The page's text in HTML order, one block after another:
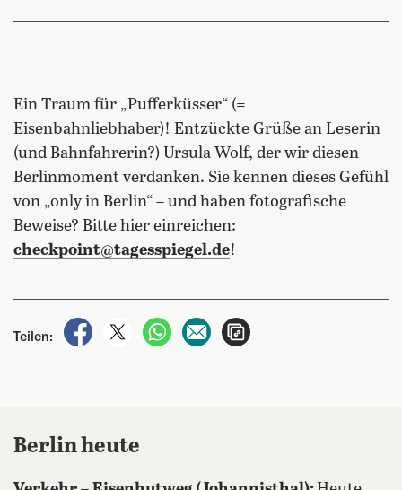
Ein Traum für „Pufferküsser“ (=
Eisenbahnliebhaber)! Entzückte Grüße an Leserin
(und Bahnfahrerin?) Ursula Wolf, der wir diesen
Berlinmoment verdanken. Sie kennen dieses Gefühl
von „only in Berlin“ – und haben fotografische
Beweise? Bitte hier einreichen:
checkpoint@tagesspiegel.de!
Teilen:
auf Facebook teilen
auf X teilenper WhatsApp teilen
per E-Mail teilen
Berlin heute